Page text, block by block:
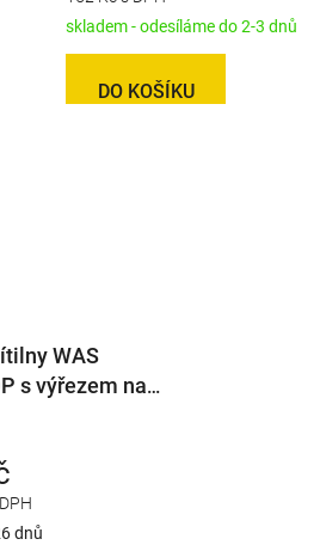
skladem - odesíláme do 2-3 dnů
DO KOŠÍKU
WAS
s výřezem na
dnů